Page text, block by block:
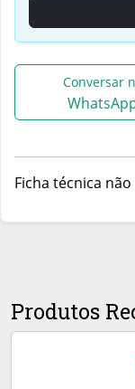
Conversar
Ficha técnica
Produtos